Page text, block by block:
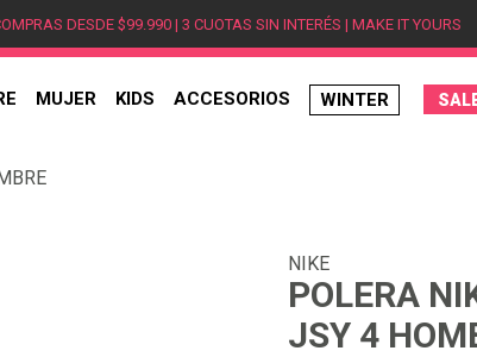
DESDE $99.990 | 3 CUOTAS SIN INTERÉS | MAKE IT YOURS
MUJER KIDS ACCESORIOS WINTER
NIKE
POLERA
JSY 4